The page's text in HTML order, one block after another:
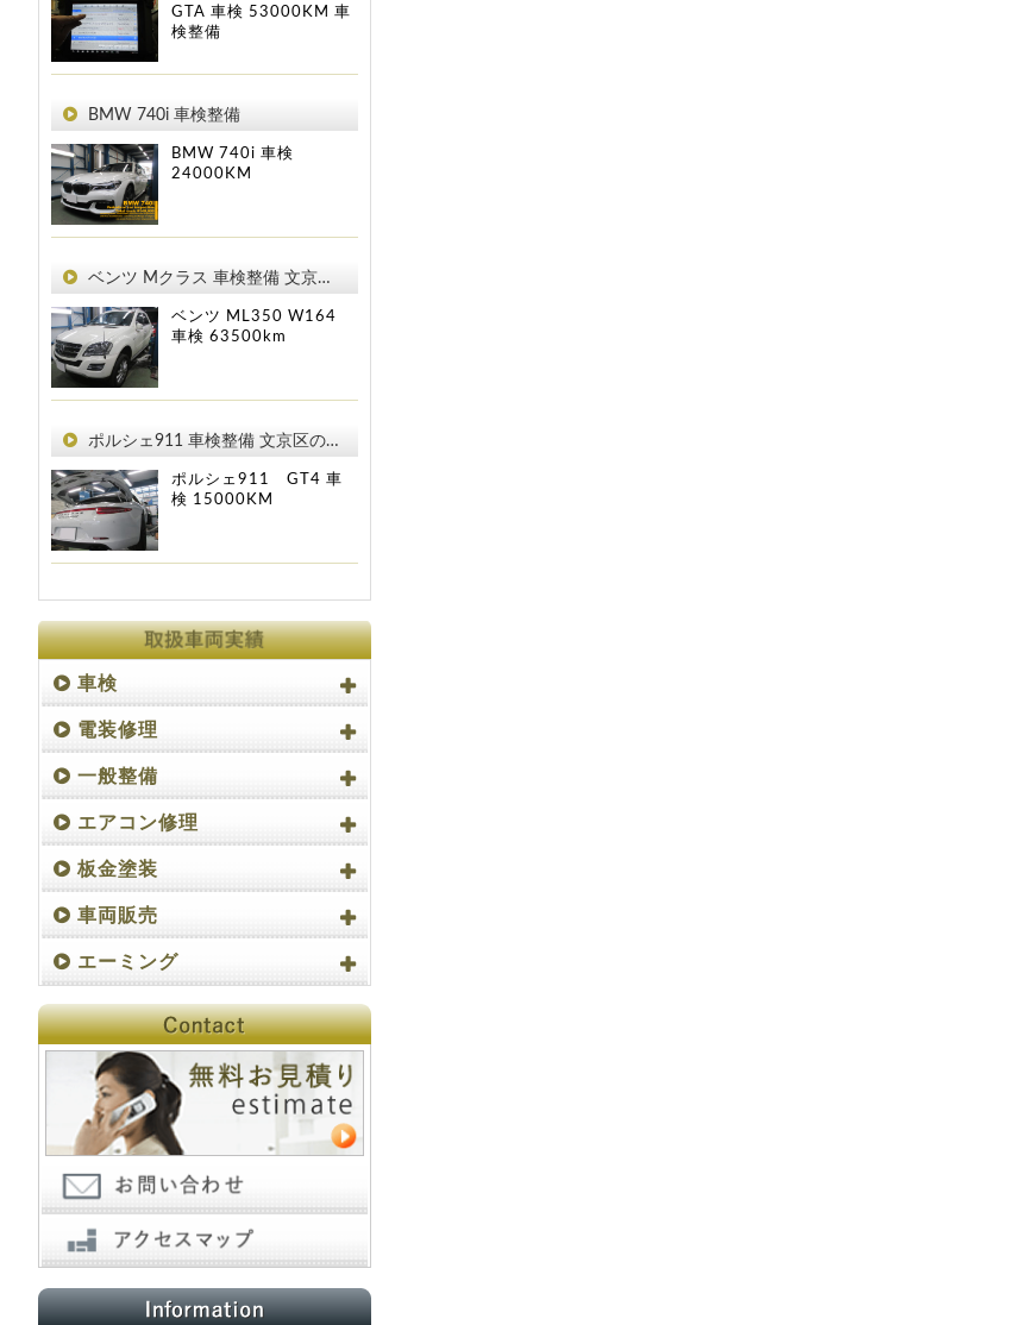
GTA 車検 53000KM 車
検整備
BMW 740i 車検整備
BMW 740i 車検
24000KM
ベンツ Mクラス 車検整備 文京区のお客様
ベンツ ML350 W164
車検 63500km
ポルシェ911 車検整備 文京区のお客様
ポルシェ911 GT4 車
検 15000KM
車検
電装修理
一般整備
エアコン修理
板金塗装
車両販売
エーミング